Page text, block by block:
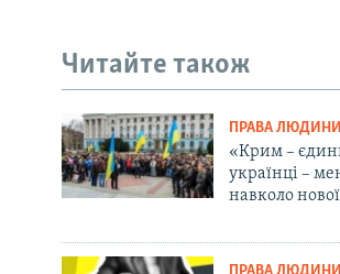
Читайте також
ПРАВА ЛЮДИНИ
«Крим –
українці –
навколо